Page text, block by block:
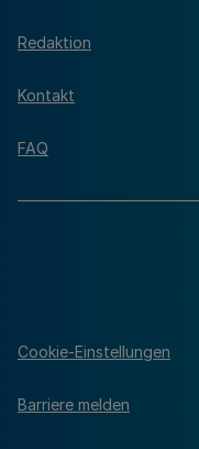
Redaktion
Kontakt
FAQ
Cookie-Einstellungen
Barriere melden